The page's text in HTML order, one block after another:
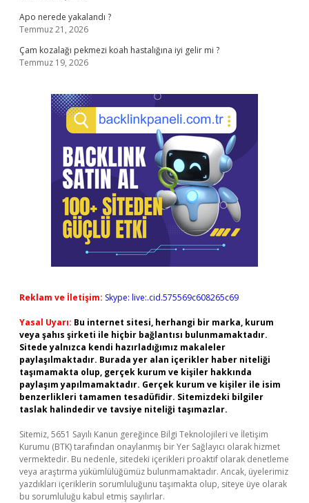
Apo nerede yakalandı ?
Temmuz 21, 2026
Çam kozalağı pekmezi koah hastalığına iyi gelir mi ?
Temmuz 19, 2026
Reklam ve İletişim: Skype: live:.cid.575569c608265c69
Yasal Uyarı: Bu internet sitesi, herhangi bir marka, kurum
veya şahıs şirketi ile hiçbir bağlantısı bulunmamaktadır.
Sitede yalnızca kendi hazırladığımız makaleler
paylaşılmaktadır. Burada yer alan içerikler haber niteliği
taşımamakta olup, gerçek kurum ve kişiler hakkında
paylaşım yapılmamaktadır. Gerçek kurum ve kişiler ile isim
benzerlikleri tamamen tesadüfidir. Sitemizdeki bilgiler
taslak halindedir ve tavsiye niteliği taşımazlar.
Sitemiz, 5651 Sayılı Kanun gereğince Bilgi Teknolojileri ve İletişim
Kurumu (BTK) tarafından onaylanmış bir Yer Sağlayıcı olarak hizmet
vermektedir. Bu nedenle, sitedeki içerikleri proaktif olarak denetleme
veya araştırma yükümlülüğümüz bulunmamaktadır. Ancak, üyelerimiz
yazdıkları içeriklerin sorumluluğunu taşımakta olup, siteye üye olarak
bu sorumluluğu kabul etmiş sayılırlar.